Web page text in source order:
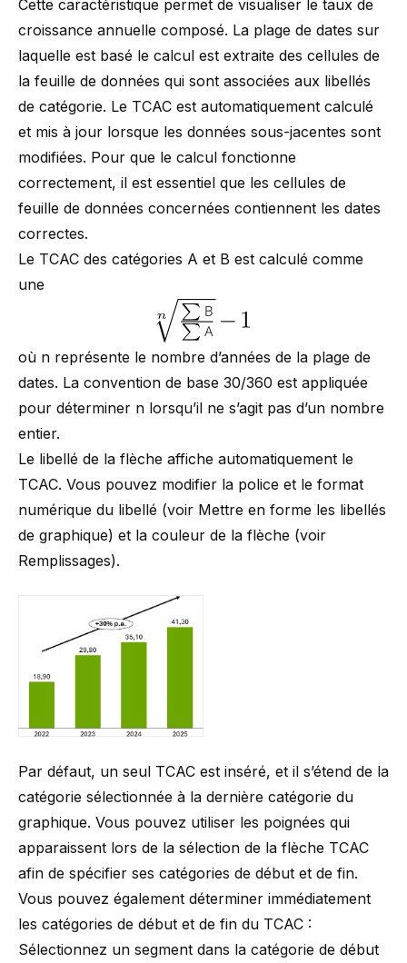
Cette caractéristique permet de visualiser le taux de
croissance annuelle composé. La plage de dates sur
laquelle est basé le calcul est extraite des cellules de
la feuille de données qui sont associées aux libellés
de catégorie. Le TCAC est automatiquement calculé
et mis à jour lorsque les données sous-jacentes sont
modifiées. Pour que le calcul fonctionne
correctement, il est essentiel que les cellules de
feuille de données concernées contiennent les dates
correctes.
Le TCAC des catégories A et B est calculé comme
une
où n représente le nombre d’années de la plage de
dates. La convention de base 30/360 est appliquée
pour déterminer n lorsqu’il ne s’agit pas d’un nombre
entier.
Le libellé de la flèche affiche automatiquement le
TCAC. Vous pouvez modifier la police et le format
numérique du libellé (voir Mettre en forme les libellés
de graphique) et la couleur de la flèche (voir
Remplissages).
Par défaut, un seul TCAC est inséré, et il s’étend de la
catégorie sélectionnée à la dernière catégorie du
graphique. Vous pouvez utiliser les poignées qui
apparaissent lors de la sélection de la flèche TCAC
afin de spécifier ses catégories de début et de fin.
Vous pouvez également déterminer immédiatement
les catégories de début et de fin du TCAC :
Sélectionnez un segment dans la catégorie de début